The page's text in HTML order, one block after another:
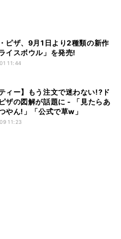
ピザ、9月1日より2種類の新作
イスボウル」を発売!
11:44
ティー】もう注文で迷わない!?ド
ザの図解が話題に - 「見たらあ
やん!」「公式で草w」
11:23